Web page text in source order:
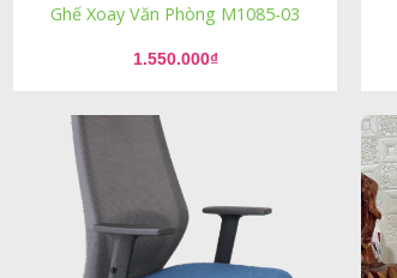
Ghế Xoay Văn Phòng M1085-03
1.550.000₫